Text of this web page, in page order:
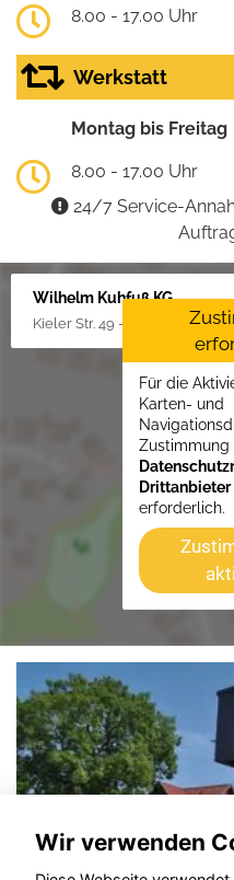
8.00 - 17.00 Uhr
Werkstatt
Montag bis Freitag
8.00 - 17.00 Uhr
24/7 Service-
Wilhelm Kuhfuß KG
Kieler Str. 49 - 51, 25451
Für die
Karten- und
Zustimmung
Drittanbieter
erforderlich.
Wir verwenden